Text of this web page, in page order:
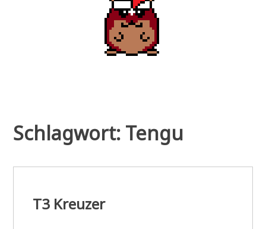
Schlagwort: Tengu
T3 Kreuzer